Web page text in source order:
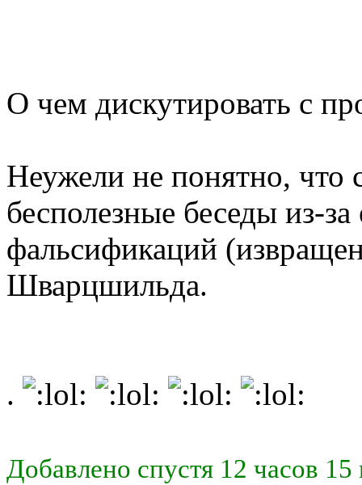
О чем дискутировать с
Неужели не понятно, что
бесполезные беседы из-за
фальсификаций
Шварцшильда.
.
Добавлено спустя 12 часов